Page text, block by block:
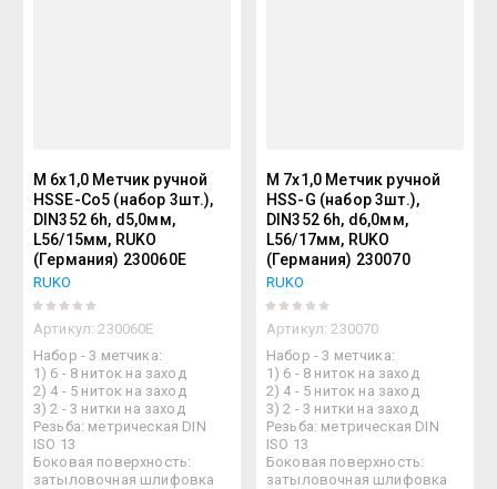
М 6х1,0 Метчик ручной
HSSE-Co5 (набор 3шт.),
DIN352 6h, d5,0мм,
L56/15мм, RUKO
(Германия) 230060E
RUKO
Артикул: 230060E
Набор - 3 метчика:
1) 6 - 8 ниток на заход
2) 4 - 5 ниток на заход
3) 2 - 3 нитки на заход
Резьба: метрическая DIN
ISO 13
Боковая поверхность:
затыловочная шлифовка
М 7х1,0 Метчик ручной
HSS-G (набор 3шт.),
DIN352 6h, d6,0мм,
L56/17мм, RUKO
(Германия) 230070
RUKO
Артикул: 230070
Набор - 3 метчика:
1) 6 - 8 ниток на заход
2) 4 - 5 ниток на заход
3) 2 - 3 нитки на заход
Резьба: метрическая DIN
ISO 13
Боковая поверхность:
затыловочная шлифовка